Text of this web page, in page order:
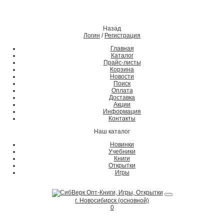
Назад
Логин / Регистрация
Главная
Каталог
Прайс-листы
Корзина
Новости
Поиск
Оплата
Доставка
Акции
Информация
Контакты
Наш каталог
Новинки
Учебники
Книги
Открытки
Игры
г. Новосибирск (основной)
0